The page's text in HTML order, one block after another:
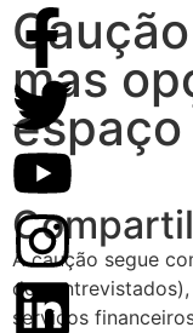
mas
espaço
A caução segue
dos
serviços